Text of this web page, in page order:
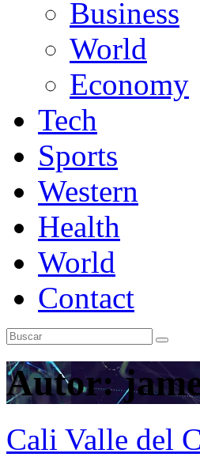
Business
World
Economy
Tech
Sports
Western
Health
World
Contact
Autor:
Cali Valle del